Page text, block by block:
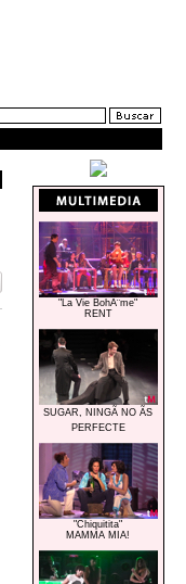
"La Vie BohÃ¨me"
RENT
SUGAR, NINGÃ NO ÃS
PERFECTE
"Chiquitita"
MAMMA MIA!